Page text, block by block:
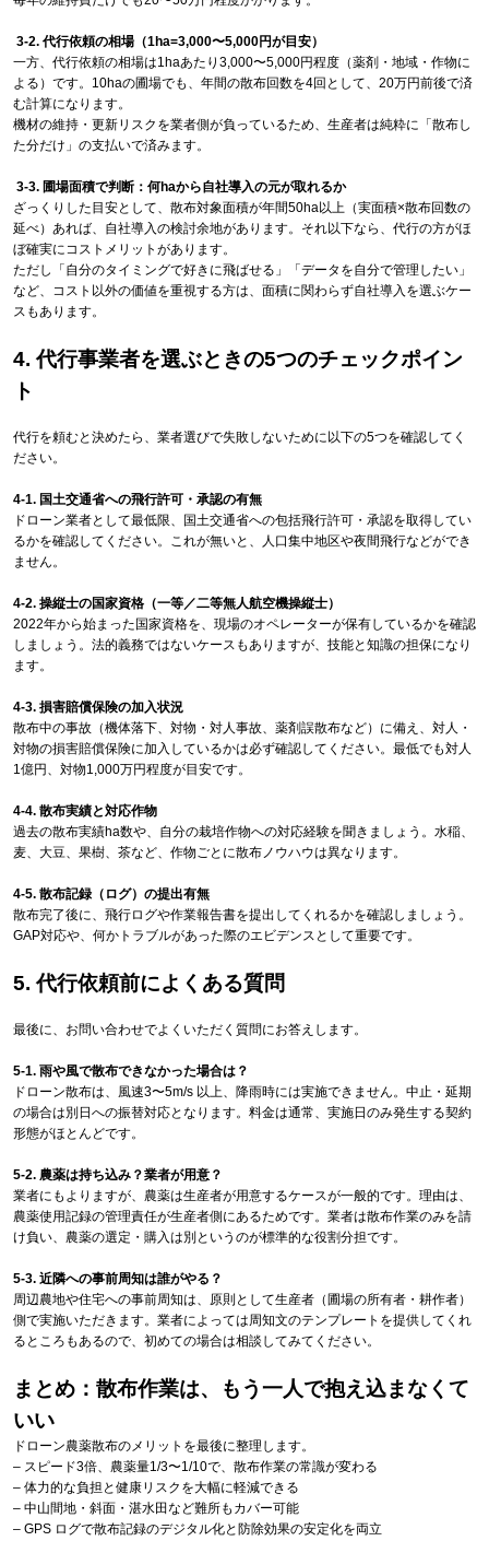
3-2. 代行依頼の相場（1ha=3,000〜5,000円が目安）
一方、代行依頼の相場は1haあたり3,000〜5,000円程度（薬剤・地域・作物に
よる）です。10haの圃場でも、年間の散布回数を4回として、20万円前後で済
む計算になります。
機材の維持・更新リスクを業者側が負っているため、生産者は純粋に「散布し
た分だけ」の支払いで済みます。
3-3. 圃場面積で判断：何haから自社導入の元が取れるか
ざっくりした目安として、散布対象面積が年間50ha以上（実面積×散布回数の
延べ）あれば、自社導入の検討余地があります。それ以下なら、代行の方がほ
ぼ確実にコストメリットがあります。
ただし「自分のタイミングで好きに飛ばせる」「データを自分で管理したい」
など、コスト以外の価値を重視する方は、面積に関わらず自社導入を選ぶケー
スもあります。
4. 代行事業者を選ぶときの5つのチェックポイン
ト
代行を頼むと決めたら、業者選びで失敗しないために以下の5つを確認してく
ださい。
4-1. 国土交通省への飛行許可・承認の有無
ドローン業者として最低限、国土交通省への包括飛行許可・承認を取得してい
るかを確認してください。これが無いと、人口集中地区や夜間飛行などができ
ません。
4-2. 操縦士の国家資格（一等／二等無人航空機操縦士）
2022年から始まった国家資格を、現場のオペレーターが保有しているかを確認
しましょう。法的義務ではないケースもありますが、技能と知識の担保になり
ます。
4-3. 損害賠償保険の加入状況
散布中の事故（機体落下、対物・対人事故、薬剤誤散布など）に備え、対人・
対物の損害賠償保険に加入しているかは必ず確認してください。最低でも対人
1億円、対物1,000万円程度が目安です。
4-4. 散布実績と対応作物
過去の散布実績ha数や、自分の栽培作物への対応経験を聞きましょう。水稲、
麦、大豆、果樹、茶など、作物ごとに散布ノウハウは異なります。
4-5. 散布記録（ログ）の提出有無
散布完了後に、飛行ログや作業報告書を提出してくれるかを確認しましょう。
GAP対応や、何かトラブルがあった際のエビデンスとして重要です。
5. 代行依頼前によくある質問
最後に、お問い合わせでよくいただく質問にお答えします。
5-1. 雨や風で散布できなかった場合は？
ドローン散布は、風速3〜5m/s 以上、降雨時には実施できません。中止・延期
の場合は別日への振替対応となります。料金は通常、実施日のみ発生する契約
形態がほとんどです。
5-2. 農薬は持ち込み？業者が用意？
業者にもよりますが、農薬は生産者が用意するケースが一般的です。理由は、
農薬使用記録の管理責任が生産者側にあるためです。業者は散布作業のみを請
け負い、農薬の選定・購入は別というのが標準的な役割分担です。
5-3. 近隣への事前周知は誰がやる？
周辺農地や住宅への事前周知は、原則として生産者（圃場の所有者・耕作者）
側で実施いただきます。業者によっては周知文のテンプレートを提供してくれ
るところもあるので、初めての場合は相談してみてください。
まとめ：散布作業は、もう一人で抱え込まなくて
いい
ドローン農薬散布のメリットを最後に整理します。
– スピード3倍、農薬量1/3〜1/10で、散布作業の常識が変わる
– 体力的な負担と健康リスクを大幅に軽減できる
– 中山間地・斜面・湛水田など難所もカバー可能
– GPS ログで散布記録のデジタル化と防除効果の安定化を両立